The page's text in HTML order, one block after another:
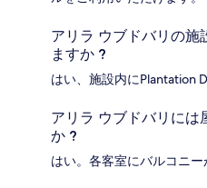
アリラ ウブドバリの施
ますか ?
はい、施設内にPlantation
アリラ ウブドバリには
か ?
はい。各客室にバルコニー